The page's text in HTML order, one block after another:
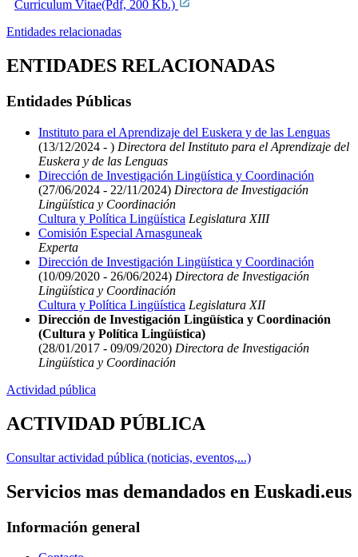
Curriculum Vitae(Pdf, 200 Kb.)
Entidades relacionadas
ENTIDADES RELACIONADAS
Entidades Públicas
Instituto para el Aprendizaje del Euskera y de las Lenguas
(13/12/2024 - ) Directora del Instituto para el Aprendizaje del
Euskera y de las Lenguas
Dirección de Investigación Lingüística y Coordinación
(27/06/2024 - 22/11/2024) Directora de Investigación
Lingüística y Coordinación
Cultura y Política Lingüística Legislatura XIII
Comisión Especial Arnasguneak
Experta
Dirección de Investigación Lingüística y Coordinación
(10/09/2020 - 26/06/2024) Directora de Investigación
Lingüística y Coordinación
Cultura y Política Lingüística Legislatura XII
Dirección de Investigación Lingüística y Coordinación
(Cultura y Política Lingüística)
(28/01/2017 - 09/09/2020) Directora de Investigación
Lingüística y Coordinación
Actividad pública
ACTIVIDAD PÚBLICA
Consultar actividad pública (noticias, eventos,...)
Servicios mas demandados en Euskadi.eus
Información general